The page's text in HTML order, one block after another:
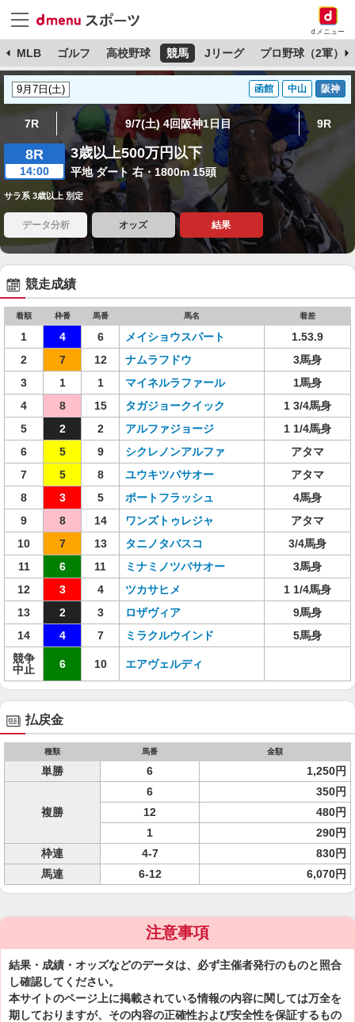
dメニュー
MLB ゴルフ 高校野球 競馬 Jリーグ プロ野球（2軍）
函館 中山 阪神
7R 9/7(土) 4回阪神1日目 9R
8R
14:00
3歳以上500万円以下
平地 ダート 右・1800m 15頭
サラ系 3歳以上 別定
データ分析 オッズ 結果
競走成績
着順 枠番 馬番 馬名 着差
1 4 6 メイショウスパート
1.53.9
2
7 12 ナムラフドウ
3馬身
3
1 1 マイネルラファール
1馬身
4
8 15 タガジョークイック
1 3/4馬身
5
2 2 アルファジョージ
1 1/4馬身
6
5 9 シクレノンアルファ
アタマ
7
5 8 ユウキツバサオー
アタマ
8
3 5 ポートフラッシュ
4馬身
9
8 14 ワンズトゥレジャ
アタマ
10
7 13 タニノタバスコ
3/4馬身
11
6 11 ミナミノツバサオー
3馬身
12
3 4 ツカサヒメ
1 1/4馬身
13
2 3 ロザヴィア
9馬身
14
4 7 ミラクルウインド
5馬身
競争
中止
6 10 エアヴェルディ
払戻金
種類 馬番 金額
単勝 6 1,250円
複勝
6
350円
12
480円
1
290円
枠連
4-7
830円
馬連
6-12 6,070円
注意事項
結果・成績・オッズなどのデータは、必ず主催者発行のものと照合
し確認してください。
本サイトのページ上に掲載されている情報の内容に関しては万全を
期しておりますが、その内容の正確性および安全性を保証するもの